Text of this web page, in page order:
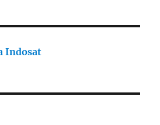
Indosat